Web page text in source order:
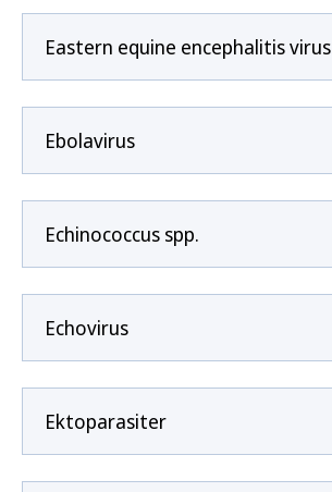
Eastern equine encephalitis virus
Ebolavirus
Echinococcus spp.
Echovirus
Ektoparasiter